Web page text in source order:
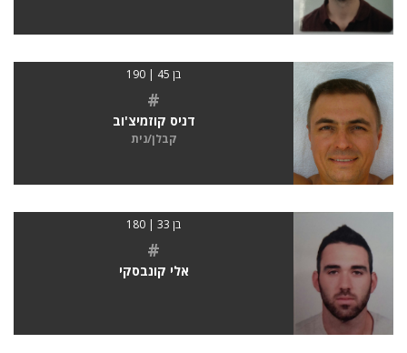
בן 45 | 190
#
דניס קוזמיצ'וב
קבלן/נית
בן 33 | 180
#
אלי קונבסקי